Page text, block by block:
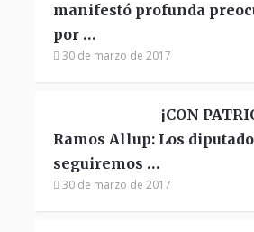
manifestó profunda
por …
30 de marzo de 2017
¡CON
Ramos Allup: Los
seguiremos …
30 de marzo de 2017